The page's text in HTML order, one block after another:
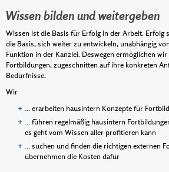
Wissen bilden und weitergeben
Wissen ist die Basis für Erfolg in der Arbeit. Erfolg
die Basis, sich weiter zu entwickeln, unabhängig
Funktion in der Kanzlei. Deswegen ermöglichen
Fortbildungen, zugeschnitten auf ihre konkreten
Bedürfnisse.
Wir
… erarbeiten hausintern Konzepte für
… führen regelmäßig hausintern
es geht vom Wissen aller profitieren kann
… suchen und finden die richtigen externen
übernehmen die Kosten dafür